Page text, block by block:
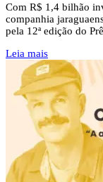
Com R$ 1,4 bilhão
companhia
pela 12ª edição do
Leia mais